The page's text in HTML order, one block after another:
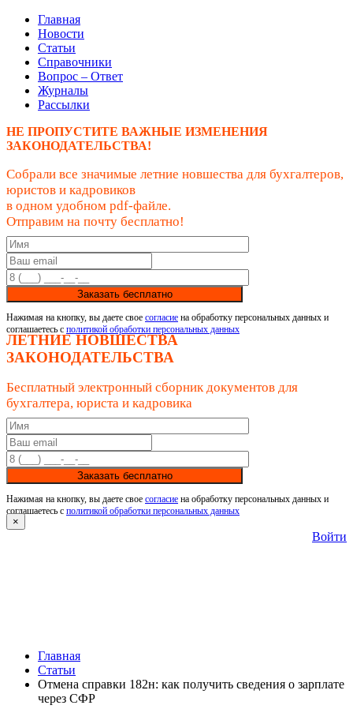
Главная
Новости
Статьи
Справочники
Вопрос – Ответ
Журналы
Рассылки
НЕ ПРОПУСТИТЕ ВАЖНЫЕ ИЗМЕНЕНИЯ
ЗАКОНОДАТЕЛЬСТВА!
Собрали все значимые летние новшества для бухгалтеров,
юристов и кадровиков
в одном удобном pdf-файле.
Отправим на почту бесплатно!
Заказать бесплатно
Нажимая на кнопку, вы даете свое согласие на обработку персональных данных и
соглашаетесь с политикой обработки персональных данных
ЛЕТНИЕ НОВШЕСТВА
ЗАКОНОДАТЕЛЬСТВА
Бесплатный электронный сборник документов для
бухгалтера, юриста и кадровика
Заказать бесплатно
Нажимая на кнопку, вы даете свое согласие на обработку персональных данных и
соглашаетесь с политикой обработки персональных данных
×
Войти
Главная
Статьи
Отмена справки 182н: как получить сведения о зарплате
через СФР